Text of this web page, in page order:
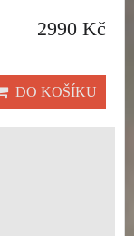
2990 Kč
DO KOŠÍKU